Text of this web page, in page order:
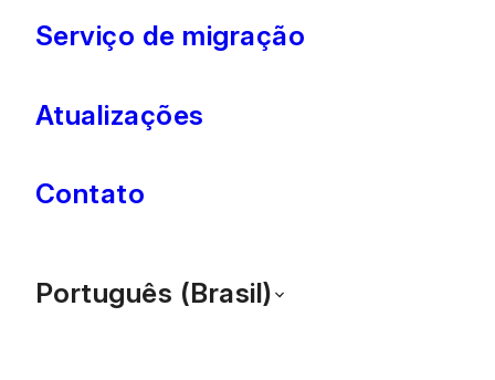
Serviço de migração
Atualizações
Contato
Português (Brasil)